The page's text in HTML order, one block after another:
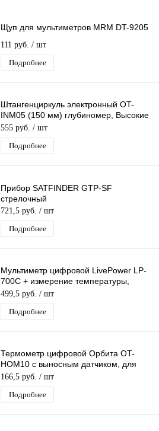
Щуп для мультиметров MRM DT-9205
111 руб. / шт
Подробнее
Штангенциркуль электронный OT-
INM05 (150 мм) глубиномер, Высокие
показатели точности
555 руб. / шт
Подробнее
Прибор SATFINDER GTP-SF
стрелочный
721,5 руб. / шт
Подробнее
Мультиметр цифровой LivePower LP-
700C + измерение температуры,
Профессиональный Тестер
499,5 руб. / шт
Подробнее
Термометр цифровой Орбита OT-
HOM10 с выносным датчиком, для
улицы, морозильника, ванны, сауны,
почвы
166,5 руб. / шт
Подробнее